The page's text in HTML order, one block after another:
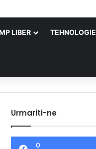
LIBER TEHNOLOGIE
Urmariti-ne
0